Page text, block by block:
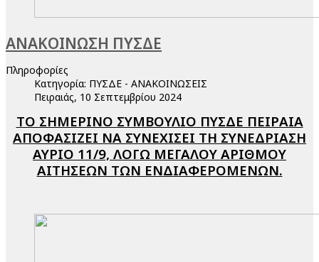
ΑΝΑΚΟΙΝΩΣΗ ΠΥΣΔΕ
Πληροφορίες
Κατηγορία: ΠΥΣΔΕ - ΑΝΑΚΟΙΝΩΣΕΙΣ
Πειραιάς, 10 Σεπτεμβρίου 2024
ΤΟ ΣΗΜΕΡΙΝΟ ΣΥΜΒΟΥΛΙΟ ΠΥΣΔΕ ΠΕΙΡΑΙΑ
ΑΠΟΦΑΣΙΖΕΙ ΝΑ ΣΥΝΕΧΙΣΕΙ ΤΗ ΣΥΝΕΔΡΙΑΣΗ
ΑΥΡΙΟ 11/9, ΛΟΓΩ ΜΕΓΑΛΟΥ ΑΡΙΘΜΟΥ
ΑΙΤΗΣΕΩΝ ΤΩΝ ΕΝΔΙΑΦΕΡΟΜΕΝΩΝ.